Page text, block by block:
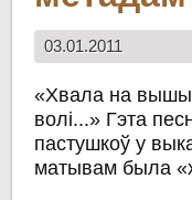
03.01.2011
«Хвала на
волі...» Гэта
пастушкоў у
матывам была